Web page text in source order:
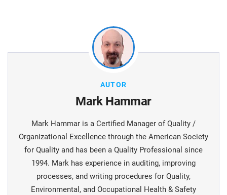
AUTOR
Mark Hammar
Mark Hammar is a Certiﬁed Manager of Quality /
Organizational Excellence through the American Society
for Quality and has been a Quality Professional since
1994. Mark has experience in auditing, improving
processes, and writing procedures for Quality,
Environmental, and Occupational Health & Safety